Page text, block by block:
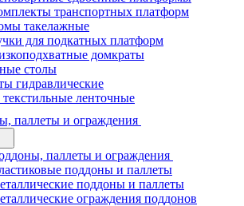
транспортных платформ
такелажные
для подкатных платформ
домкраты
столы
гидравлические
ленточные
паллеты и ограждения
паллеты и ограждения
поддоны и паллеты
поддоны и паллеты
ограждения поддонов